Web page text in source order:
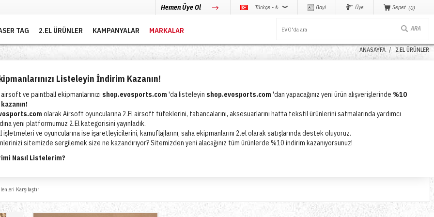
Hemen Üye Ol Türkçe - ₺ Bayi Üye Sepet 0
TAG 2.EL ÜRÜNLER KAMPANYALAR MARKALAR
ANASAYFA 2.EL ÜRÜNLER
Listeleyin İndirim Kazanın!
ve paintball ekipmanlarınızı shop.evosports.com 'da listeleyin shop.evosports.com 'dan yapacağınız yeni ürün alışverişlerinde %10
olarak Airsoft oyuncularına 2.El airsoft tüfeklerini, tabancalarını, aksesuarlarını hatta tekstil ürünlerini satmalarında yardımcı
yeni platformumuz 2.El kategorisini yayınladık.
işletmeleri ve oyuncularına ise işaretleyicilerini, kamuflajlarını, saha ekipmanlarını 2.el olarak satışlarında destek oluyoruz.
sitemizde sergilemek size ne kazandırıyor? Sitemizden yeni alacağınız tüm ürünlerde %10 indirim kazanıyorsunuz!
Nasıl Listelerim?
6 adet fotoğrafını çekin!
durumuyla ilgili bir açıkama yazısı yazın!
markası ve modelini teyit edin!
Karşılaştır